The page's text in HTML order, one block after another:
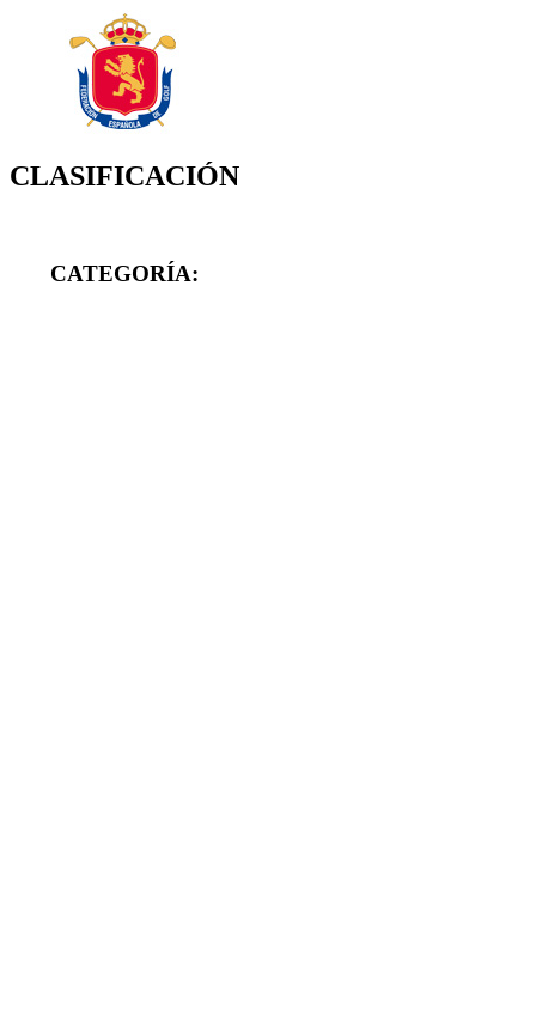
CLASIFICACIÓN
CATEGORÍA: